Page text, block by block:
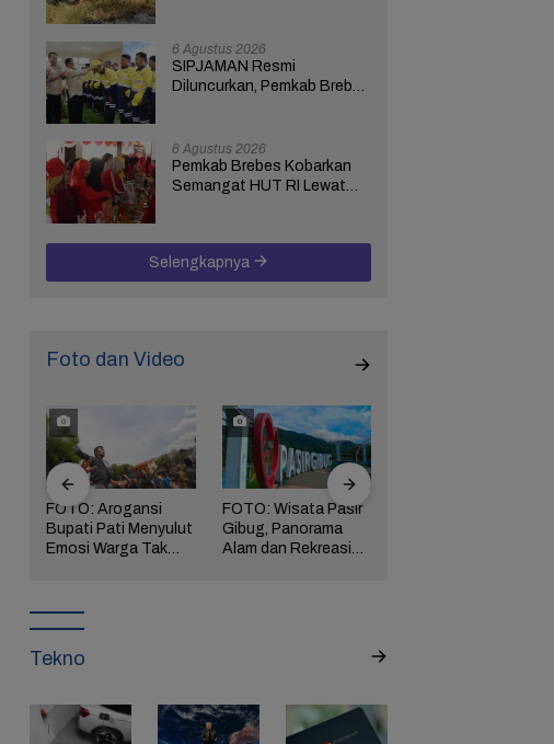
6 Agustus 2026
SIPJAMAN Resmi
Diluncurkan, Pemkab Brebes
6 Agustus 2026
Pemkab Brebes Kobarkan
Semangat HUT RI Lewat
Selengkapnya
Foto dan Video
FOTO: Arogansi
Bupati Pati Menyulut
Emosi Warga Tak
Kekuasaan!
FOTO: Wisata Pasir
Gibug, Panorama
Alam dan Rekreasi
Tekno